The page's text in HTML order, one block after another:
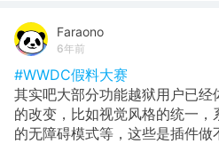
Faraono
6年前
#WWDC假料大赛
其实吧大部分功能越狱用户已
的改变，比如视觉风格的统一
的无障碍模式等，这些是插件做